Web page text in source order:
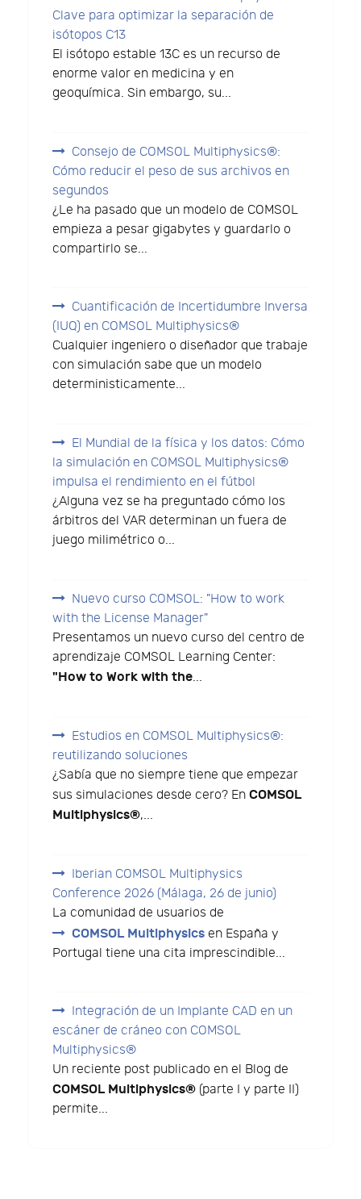
Clave para optimizar la separación de
isótopos C13
El isótopo estable 13C es un recurso de
enorme valor en medicina y en
geoquímica. Sin embargo, su...
Consejo de COMSOL Multiphysics®:
Cómo reducir el peso de sus archivos en
segundos
¿Le ha pasado que un modelo de COMSOL
empieza a pesar gigabytes y guardarlo o
compartirlo se...
Cuantificación de Incertidumbre Inversa
(IUQ) en COMSOL Multiphysics®
Cualquier ingeniero o diseñador que trabaje
con simulación sabe que un modelo
deterministicamente...
El Mundial de la física y los datos: Cómo
la simulación en COMSOL Multiphysics®
impulsa el rendimiento en el fútbol
¿Alguna vez se ha preguntado cómo los
árbitros del VAR determinan un fuera de
juego milimétrico o...
Nuevo curso COMSOL: "How to work
with the License Manager"
Presentamos un nuevo curso del centro de
aprendizaje COMSOL Learning Center:
"How to Work with the...
Estudios en COMSOL Multiphysics®:
reutilizando soluciones
¿Sabía que no siempre tiene que empezar
sus simulaciones desde cero? En COMSOL
Multiphysics®,...
Iberian COMSOL Multiphysics
Conference 2026 (Málaga, 26 de junio)
La comunidad de usuarios de
COMSOL Multiphysics en España y
Portugal tiene una cita imprescindible...
Integración de un Implante CAD en un
escáner de cráneo con COMSOL
Multiphysics®
Un reciente post publicado en el Blog de
COMSOL Multiphysics® (parte I y parte II)
permite...